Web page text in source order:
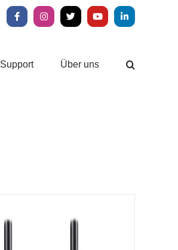
FacebookInstagram
X YouTubeLinkedIn
Support Über uns